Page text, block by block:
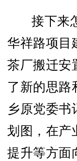
接下来
华祥路项目
茶厂搬迁安
了新的思路
乡原党委书
划图，在产
提升等方面